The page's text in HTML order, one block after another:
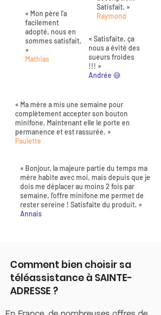
« Mon père l'a
facilement
adopté, nous en
sommes satisfait.
»
Mathias
Satisfait. »
Raymond
« Satisfaite, ça
nous a évité des
sueurs froides
!!! »
Andrée 😅
« Ma mère a mis une semaine pour
complètement accepter son bouton
minifone. Maintenant elle le porte en
permanence et est rassurée. »
Paulette
« Bonjour, la majeure partie du temps ma
mère habite avec moi, mais depuis que je
dois me déplacer au moins 2 fois par
semaine, l'offre minifone me permet de
rester sereine ! Satisfaite du produit. »
Annais
Comment bien choisir sa
téléassistance à SAINTE-
ADRESSE ?